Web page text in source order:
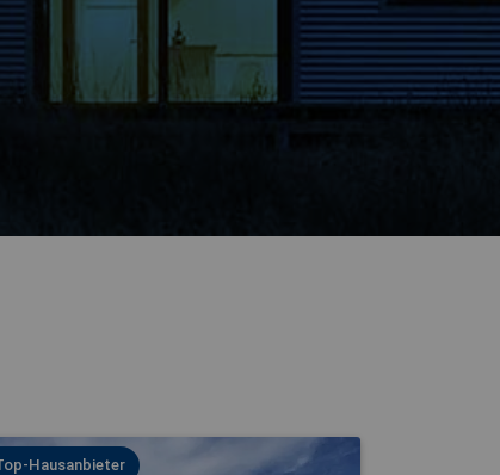
Hausanbieter